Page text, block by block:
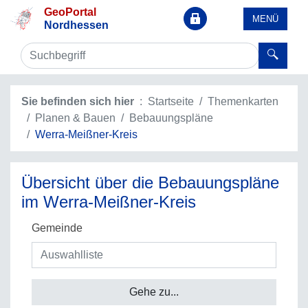
GeoPortal
Nordhessen
MENÜ
Sie befinden sich hier Startseite
Themenkarten
Planen & Bauen
Bebauungspläne
Werra-Meißner-Kreis
Übersicht über die Bebauungspläne
im Werra-Meißner-Kreis
Gemeinde
Gehe zu...